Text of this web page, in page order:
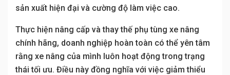
sản xuất hiện đại và cường độ làm việc cao.
Thực hiện nâng cấp và thay thế phụ tùng xe nâng
chính hãng, doanh nghiệp hoàn toàn có thể yên tâm
rằng xe nâng của mình luôn hoạt động trong trạng
thái tối ưu. Điều này đồng nghĩa với việc giảm thiểu